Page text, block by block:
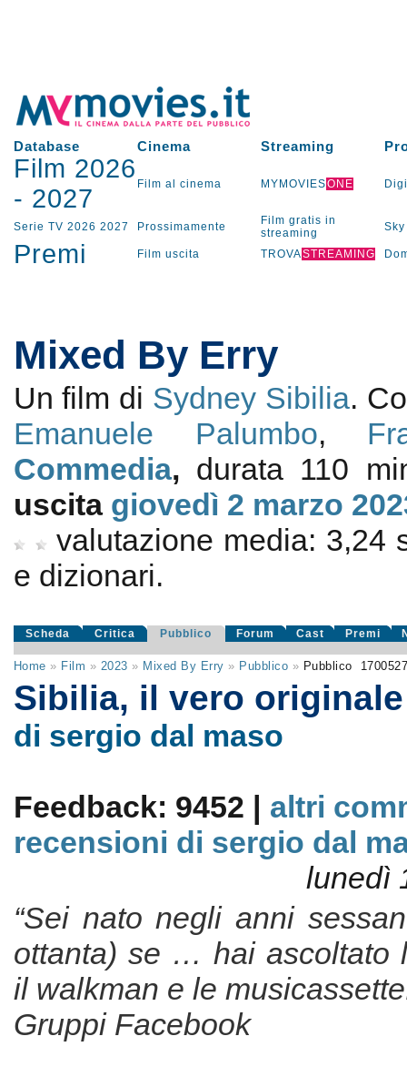
Database Cinema Streaming
Film 2026
- 2027 Film al cinema MYMOVIESONE
Serie TV 2026 2027 Prossimamente
Film gratis in
streaming
Sky
Premi Film uscita TROVASTREAMING
Mixed By Erry
Un film di Sydney Sibilia.
Emanuele Palumbo,
Commedia, durata 110
uscita giovedì 2 marzo
valutazione media: 3,24
e dizionari.
Scheda Critica Pubblico Forum Cast Premi
Home » Film » 2023 » Mixed By Erry » Pubblico » Pubblico
Sibilia, il vero
di sergio dal maso
Feedback: 9452 | altri
recensioni di sergio dal
lunedì
“Sei nato negli anni
ottanta) se … hai ascoltato
il walkman e le
Gruppi Facebook